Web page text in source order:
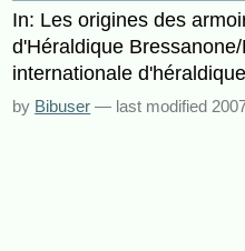
In: Les origines des
d'Héraldique
internationale
by Bibuser — last modified